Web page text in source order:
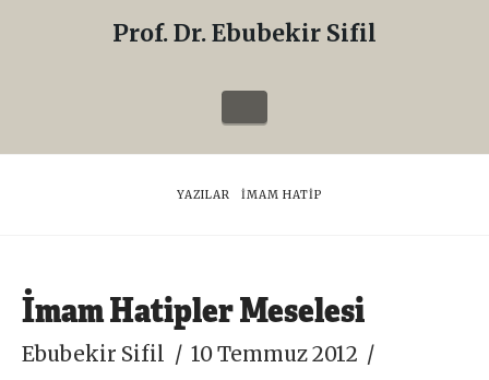
Sifil
Prof. Dr. Ebubekir Sifil
Navigation
HOME
YAZILAR İMAM HATIP
İmam Hatipler Meselesi
Ebubekir Sifil
10 Temmuz 2012